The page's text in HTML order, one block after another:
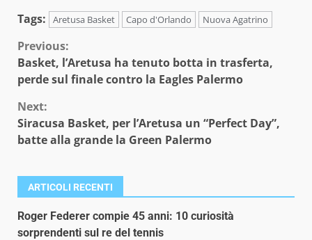
Tags:
Aretusa Basket Capo d'Orlando Nuova Agatrino
Continue
Reading
Previous:
Basket, l’Aretusa ha tenuto botta in trasferta,
perde sul finale contro la Eagles Palermo
Next:
Siracusa Basket, per l’Aretusa un “Perfect Day”,
batte alla grande la Green Palermo
ARTICOLI RECENTI
Roger Federer compie 45 anni: 10 curiosità
sorprendenti sul re del tennis